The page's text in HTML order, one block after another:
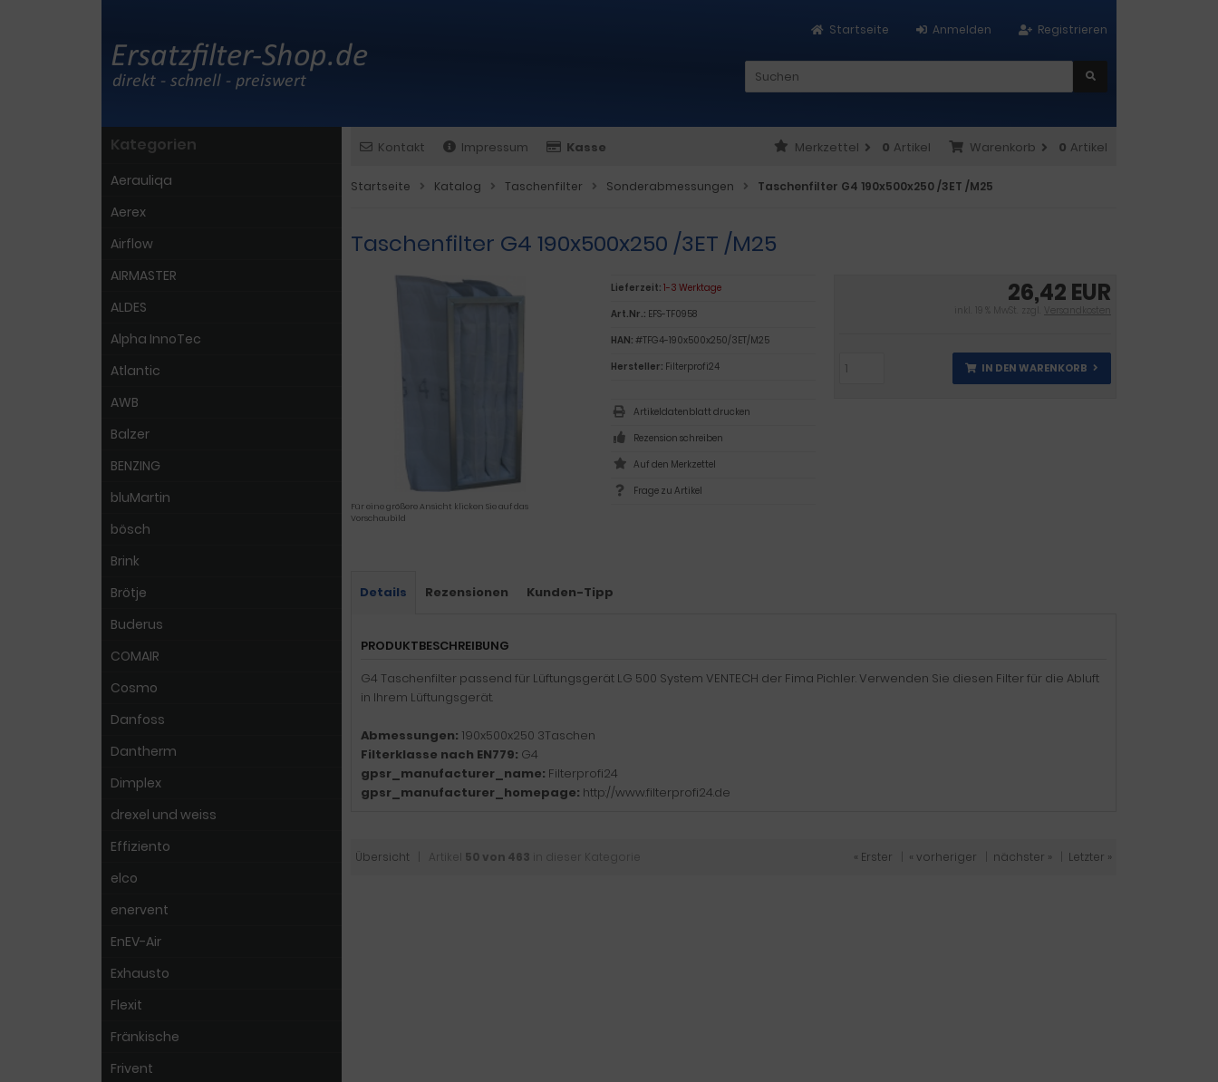
Registrieren
Anmelden
Startseite
Kontakt Impressum Kasse Warenkorb 0 Artikel
Merkzettel 0 Artikel
Startseite Katalog Taschenfilter Sonderabmessungen Taschenfilter G4 190x500x250 /3ET /M25
Taschenfilter G4 190x500x250 /3ET /M25
Für eine größere Ansicht klicken Sie auf das
Vorschaubild
26,42 EUR
inkl. 19 % MwSt. zzgl. Versandkosten
IN DEN WARENKORB
Lieferzeit: 1-3 Werktage
Art.Nr.: EFS-TF0958
HAN: #TFG4-190x500x250/3ET/M25
Hersteller: Filterprofi24
Artikeldatenblatt drucken
Rezension schreiben
Frage zu Artikel
Details Rezensionen Kunden-Tipp
PRODUKTBESCHREIBUNG
G4 Taschenfilter passend für Lüftungsgerät LG 500 System VENTECH der Fima Pichler. Verwenden Sie diesen Filter für die Abluft
in Ihrem Lüftungsgerät.
Abmessungen: 190x500x250 3Taschen
Filterklasse nach EN779: G4
gpsr_manufacturer_name: Filterprofi24
gpsr_manufacturer_homepage: http://www.filterprofi24.de
Übersicht | Artikel 50 von 463 in dieser Kategorie « Erster « vorheriger nächster » Letzter »
Kategorien
Aerauliqa
Aerex
Airflow
AIRMASTER
ALDES
Alpha InnoTec
Atlantic
AWB
Balzer
BENZING
bluMartin
bösch
Brink
Brötje
Buderus
COMAIR
Cosmo
Danfoss
Dantherm
Dimplex
drexel und weiss
Effiziento
elco
enervent
EnEV-Air
Exhausto
Flexit
Fränkische
Frivent